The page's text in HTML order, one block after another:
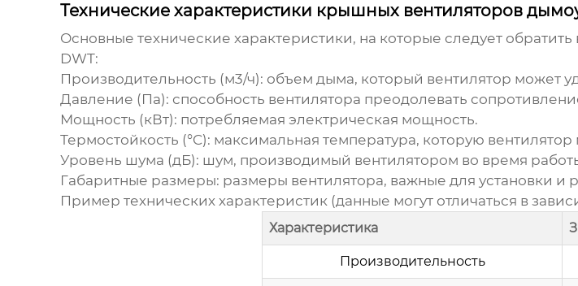
Технические характеристики крышных вентиляторов
Основные технические характеристики, на которые следует
DWT:
Производительность (м3/ч): объем дыма, который вентилятор может
Давление (Па): способность вентилятора преодолевать
Мощность (кВт): потребляемая электрическая мощность.
Термостойкость (°C): максимальная температура, которую
Уровень шума (дБ): шум, производимый вентилятором во время
Габаритные размеры: размеры вентилятора, важные для установки
Пример технических характеристик (данные могут отличаться в
Характеристика
Производительность